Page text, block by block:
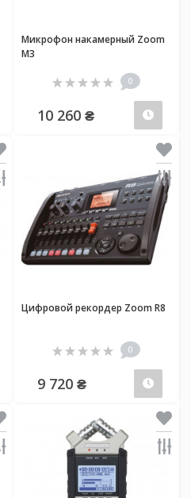
Предзаказ
Микрофон накамерный Zoom
M3
0
10 260 ₴
Предзаказ
Цифровой рекордер Zoom R8
0
9 720 ₴